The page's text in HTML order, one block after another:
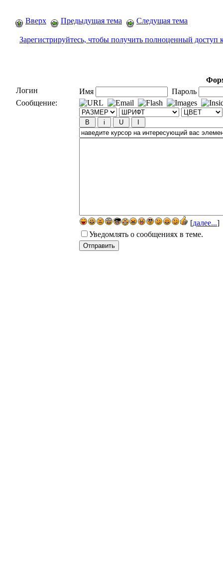
Вверх Предыдущая тема Следущая тема
Зарегистрируйтесь, чтобы получить полноценный доступ
Логин
Имя
Пароль
Сообщение:
[далее...]
Уведомлять о сообщениях в теме.